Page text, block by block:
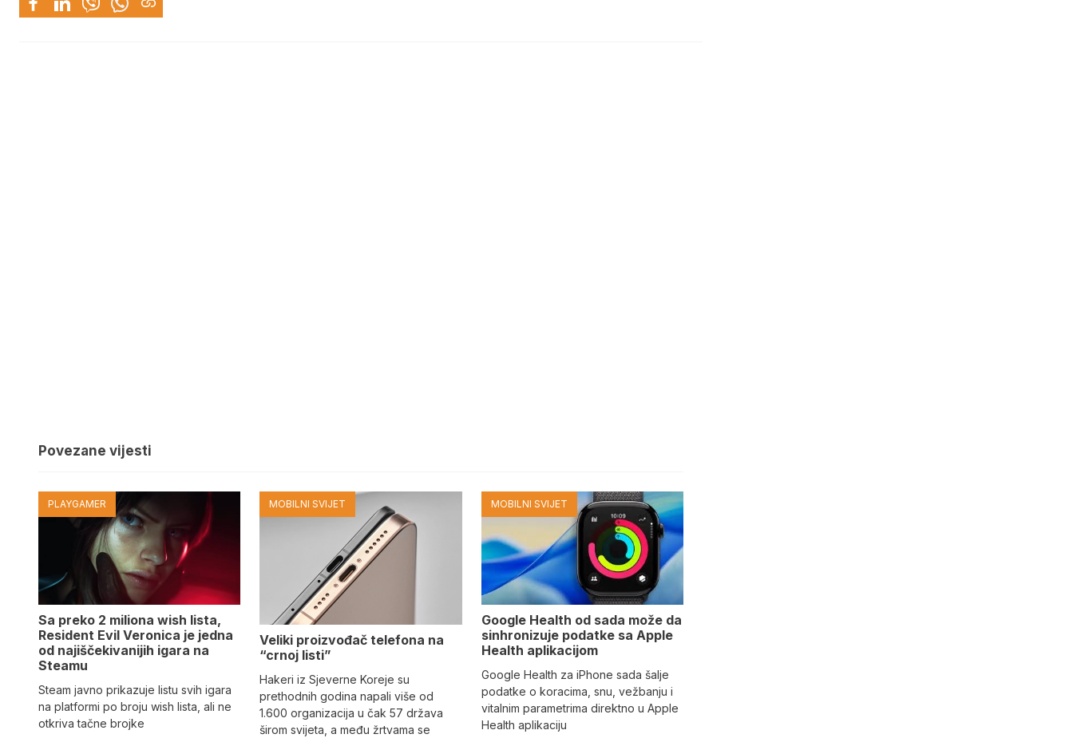
Povezane vijesti
PLAYGAMER
Sa preko 2 miliona wish lista,
Resident Evil Veronica je jedna
od najiščekivanijih igara na
Steamu
Steam javno prikazuje listu svih igara
na platformi po broju wish lista, ali ne
otkriva tačne brojke
MOBILNI SVIJET
Veliki proizvođač telefona na
“crnoj listi”
Hakeri iz Sjeverne Koreje su
prethodnih godina napali više od
1.600 organizacija u čak 57 država
širom svijeta, a među žrtvama se
MOBILNI SVIJET
Google Health od sada može da
sinhronizuje podatke sa Apple
Health aplikacijom
Google Health za iPhone sada šalje
podatke o koracima, snu, vežbanju i
vitalnim parametrima direktno u Apple
Health aplikaciju